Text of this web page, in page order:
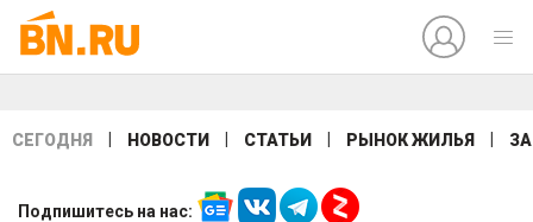
СЕГОДНЯ НОВОСТИ СТАТЬИ РЫНОК ЖИЛЬЯ
Подпишитесь на нас: